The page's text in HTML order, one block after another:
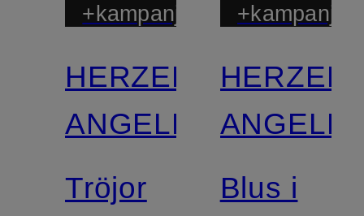
+kampanjrabatt
HERZEN'S
ANGELEGENHEIT
Tröjor
Blus i